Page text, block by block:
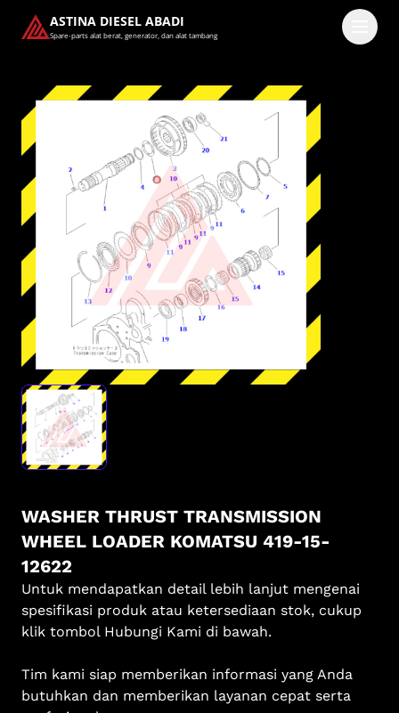
ASTINA DIESEL ABADI
Spare-parts alat berat, generator, dan alat tambang
Pilih methode masuk
Lanjutkan dengan Google
Dengan melanjutkan, kamu telah membaca dan setuju
denganKetentuan Layanandan Kebijakan Privasi kami.
WASHER THRUST TRANSMISSION
WHEEL LOADER KOMATSU 419-15-
12622
Untuk mendapatkan detail lebih lanjut mengenai
spesifikasi produk atau ketersediaan stok, cukup
klik tombol Hubungi Kami di bawah.
Tim kami siap memberikan informasi yang Anda
butuhkan dan memberikan layanan cepat serta